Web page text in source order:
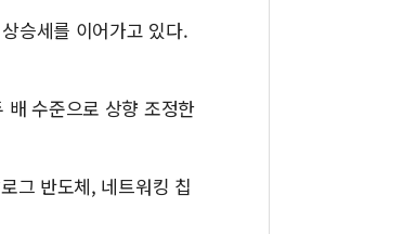
승세를 이어가고 있다.
수준으로 상향 조정한
그 반도체, 네트워킹 칩